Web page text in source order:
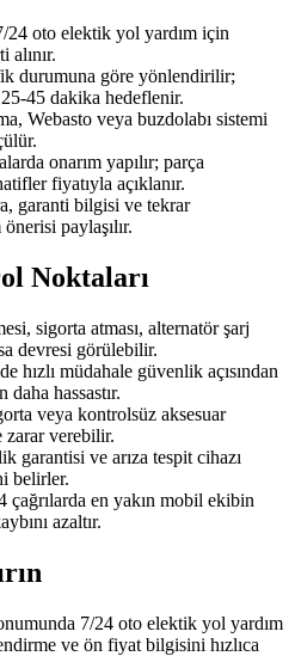
24 oto elektik yol yardım için
alınır.
durumuna göre yönlendirilir;
45 dakika hedeflenir.
Webasto veya buzdolabı sistemi
onarım yapılır; parça
fiyatıyla açıklanır.
garanti bilgisi ve tekrar
paylaşılır.
Noktaları
sigorta atması, alternatör şarj
devresi görülebilir.
hızlı müdahale güvenlik açısından
daha hassastır.
veya kontrolsüz aksesuar
zarar verebilir.
garantisi ve arıza tespit cihazı
belirler.
çağrılarda en yakın mobil ekibin
azaltır.
7/24 oto elektik yol yardım
ve ön fiyat bilgisini hızlıca